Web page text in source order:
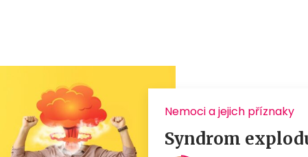
Nemoci a jejich příznaky
Syndrom